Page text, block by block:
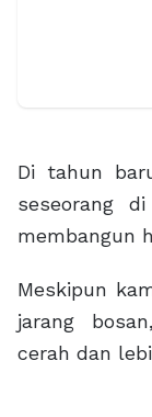
Di tahun
seseorang
membangun
Meskipun
jarang
cerah dan